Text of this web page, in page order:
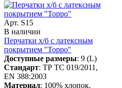
Арт. S15
В наличии
Перчатки х/б с латексным
покрытием "Торро"
Доступные размеры: 9 (L)
Стандарт: ТР ТС 019/2011,
EN 388:2003
Материал: 100% хлопок,